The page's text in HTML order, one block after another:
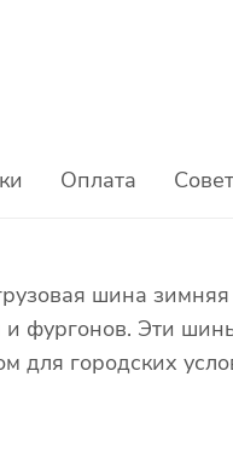
Оплата
шина
и фургонов. Эти
для городских